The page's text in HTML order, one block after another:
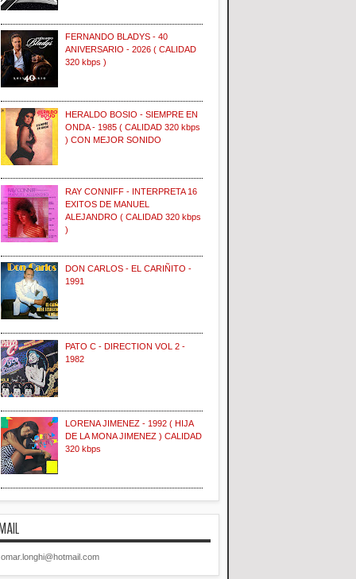
FERNANDO BLADYS - 40
ANIVERSARIO - 2026 ( CALIDAD
320 kbps )
HERALDO BOSIO - SIEMPRE EN
ONDA - 1985 ( CALIDAD 320 kbps
) CON MEJOR SONIDO
RAY CONNIFF - INTERPRETA 16
EXITOS DE MANUEL
ALEJANDRO ( CALIDAD 320 kbps
)
DON CARLOS - EL CARIÑITO -
1991
PATO C - DIRECTION VOL 2 -
1982
LORENA JIMENEZ - 1992 ( HIJA
DE LA MONA JIMENEZ ) CALIDAD
320 kbps
omar.longhi@hotmail.com